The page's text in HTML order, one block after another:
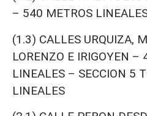
– 540 METROS
(1.3) CALLES URQUIZA,
LORENZO E IRIGOYEN –
LINEALES – SECCION 5
LINEALES